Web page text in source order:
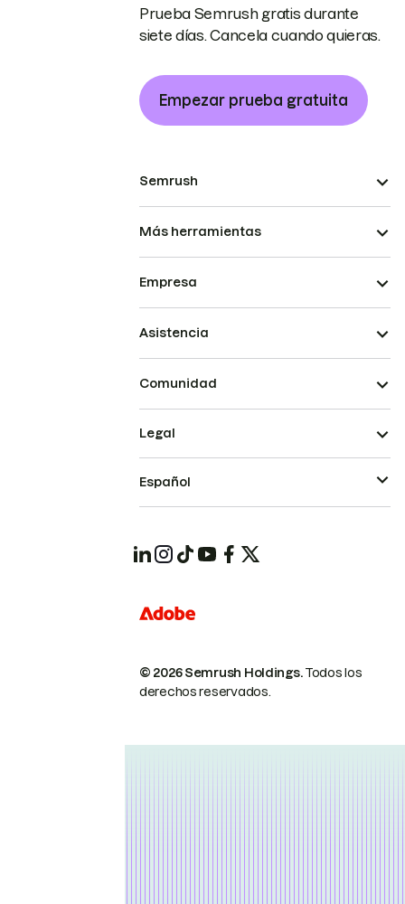
Prueba Semrush gratis durante
siete días. Cancela cuando quieras.
Empezar prueba gratuita
Semrush
Más herramientas
Empresa
Asistencia
Comunidad
© 2026 Semrush Holdings.Todos los
derechos reservados.
Legal
Español